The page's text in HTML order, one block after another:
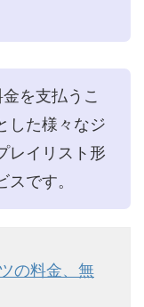
を支払うこ
した様々なジ
レイリスト形
です。
の料金、無